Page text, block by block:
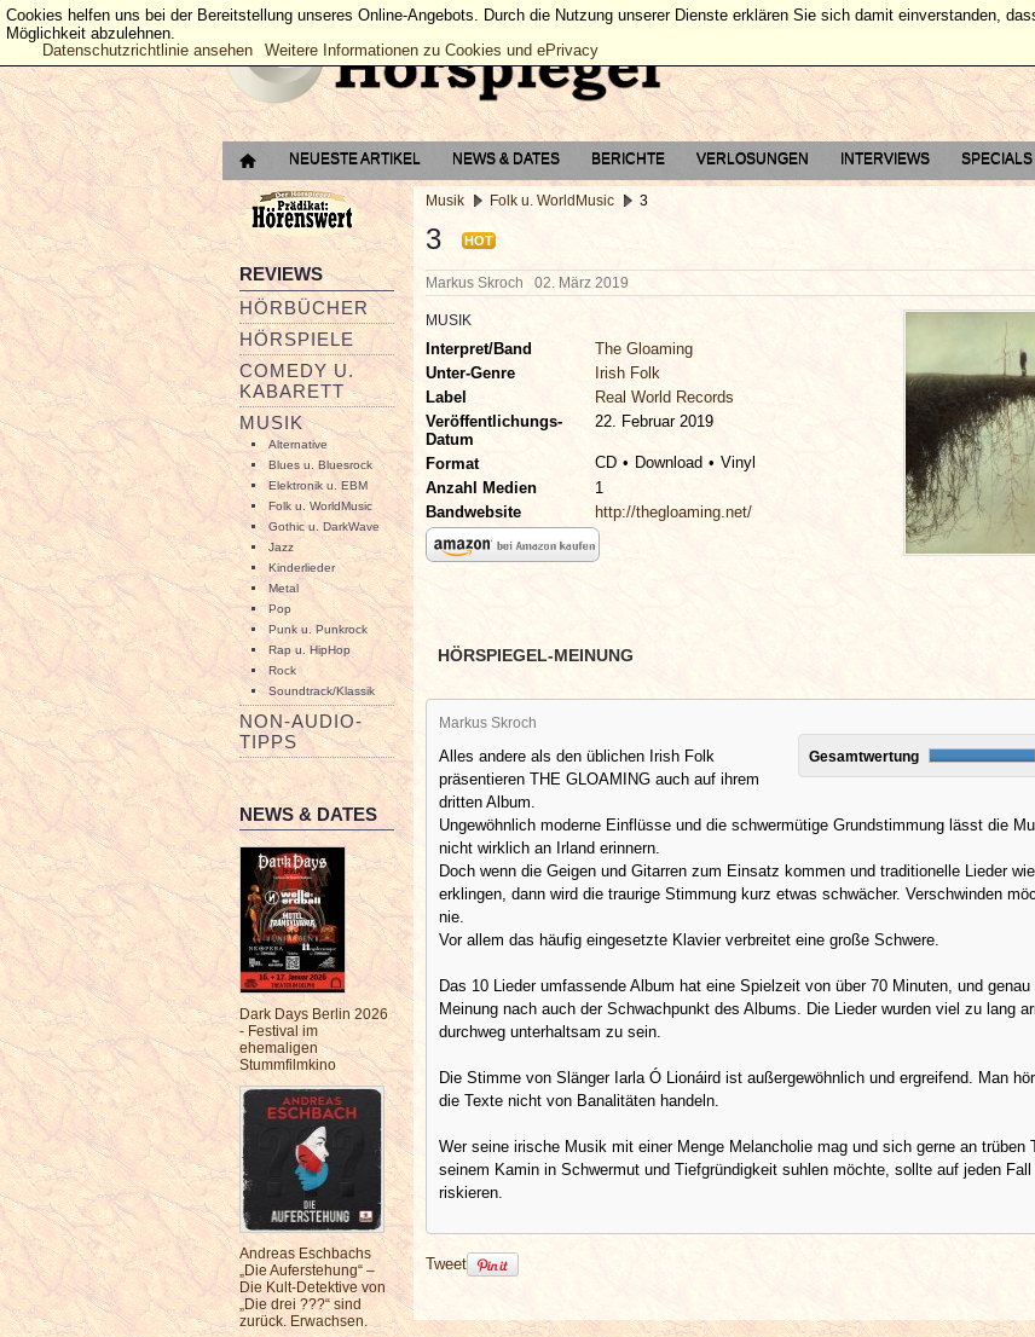
NEUESTE ARTIKEL NEWS & DATES BERICHTE VERLOSUNGEN INTERVIEWS SPECIALS
REVIEWS
HÖRBÜCHER
HÖRSPIELE
COMEDY U.
KABARETT
MUSIK
Alternative
Blues u. Bluesrock
Elektronik u. EBM
Folk u. WorldMusic
Gothic u. DarkWave
Jazz
Kinderlieder
Metal
Pop
Punk u. Punkrock
Rap u. HipHop
Rock
Soundtrack/Klassik
NON-AUDIO-
TIPPS
NEWS & DATES
Dark Days Berlin 2026
- Festival im
ehemaligen
Stummfilmkino
Andreas Eschbachs
„Die Auferstehung“ –
Die Kult-Detektive von
„Die drei ???“ sind
zurück. Erwachsen.
Musik Folk u. WorldMusic 3
3 HOT
Markus Skroch 02. März 2019
MUSIK
Interpret/Band
The Gloaming
Unter-Genre
Irish Folk
Label
Real World Records
Veröffentlichungs-
Datum
22. Februar 2019
Format CD Download
Vinyl
Anzahl Medien
1
Bandwebsite
http://thegloaming.net/
HÖRSPIEGEL-MEINUNG
Markus Skroch
Gesamtwertung
Alles andere als den üblichen Irish Folk
präsentieren THE GLOAMING auch auf ihrem
dritten Album.
Ungewöhnlich moderne Einflüsse und die schwermütige Grundstimmung lässt die
nicht wirklich an Irland erinnern.
Doch wenn die Geigen und Gitarren zum Einsatz kommen und traditionelle Lieder wie
erklingen, dann wird die traurige Stimmung kurz etwas schwächer. Verschwinden
nie.
Vor allem das häufig eingesetzte Klavier verbreitet eine große Schwere.
Das 10 Lieder umfassende Album hat eine Spielzeit von über 70 Minuten, und
Meinung nach auch der Schwachpunkt des Albums. Die Lieder wurden viel zu lang
durchweg unterhaltsam zu sein.
Die Stimme von Slänger Iarla Ó Lionáird ist außergewöhnlich und ergreifend. Man
die Texte nicht von Banalitäten handeln.
Wer seine irische Musik mit einer Menge Melancholie mag und sich gerne an trüben
seinem Kamin in Schwermut und Tiefgründigkeit suhlen möchte, sollte auf jeden
riskieren.
Tweet
Cookies helfen uns bei der Bereitstellung unseres Online-Angebots. Durch die Nutzung unserer Dienste erklären Sie sich damit einverstanden,
Möglichkeit abzulehnen.
Datenschutzrichtlinie ansehen
Weitere Informationen zu Cookies und ePrivacy